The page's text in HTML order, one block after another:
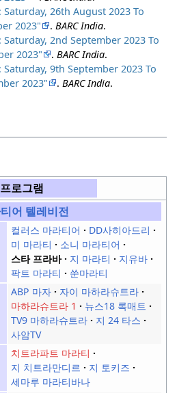
Saturday, 26th August 2023 To
2023"
. BARC India.
Saturday, 2nd September 2023 To
2023"
. BARC India.
Saturday, 9th September 2023 To
2023"
. BARC India.
로그램
어 텔레비전
컬러스 마라티어
DD사히아드리
미 마라티
소니 마라티어
스타 프라바
지 마라티
지유바
팍트 마라티
쑨마라티
ABP 마자
자이 마하라슈트라
마하라슈트라 1
뉴스18 록매트
TV9 마하라슈트라
지 24 타스
사암TV
치트라파트 마라티
지 치트라만디르
지 토키즈
세마루 마라티바나